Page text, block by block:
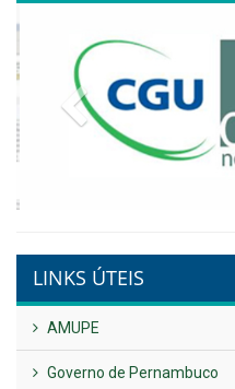
NOTA
Publicado em:
Plano
UTILIDADE PÚBLICA